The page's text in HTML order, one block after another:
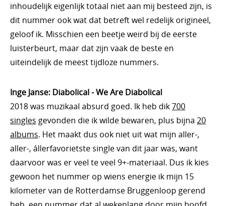
inhoudelijk eigenlijk totaal niet aan mij besteed zijn, is
dit nummer ook wat dat betreft wel redelijk origineel,
geloof ik. Misschien een beetje weird bij de eerste
luisterbeurt, maar dat zijn vaak de beste en
uiteindelijk de meest tijdloze nummers.
Inge Janse: Diabolical - We Are Diabolical
2018 was muzikaal absurd goed. Ik heb dik700
singles gevonden die ik wilde bewaren, plus bijna 20
albums. Het maakt dus ook niet uit wat mijn aller-,
aller-, állerfavorietste single van dit jaar was, want
daarvoor was er veel te veel 9+-materiaal. Dus ik kies
gewoon het nummer op wiens energie ik mijn 15
kilometer van de Rotterdamse Bruggenloop gerend